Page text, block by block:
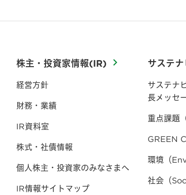
株主・投資家情報(IR)
経営方針
財務・業績
IR資料室
株式・社債情報
個人株主・投資家のみなさまへ
IR情報サイトマップ
サステ
サステナ
長メッセ
重点課題
GREEN
環境（
社会（